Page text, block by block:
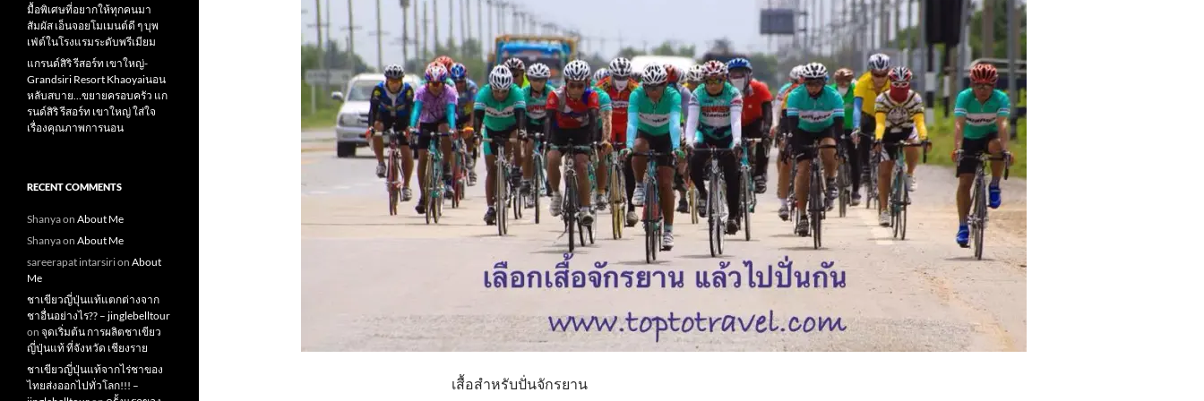
เสื้อสำหรับปั่นจักรยาน
มื้อพิเศษที่อยากให้ทุกคนมา
สัมผัส เอ็นจอยโมเมนต์ดี ๆ บุพ
เฟ่ต์ในโรงแรมระดับพรีเมียม
แกรนด์สิริ​ รีสอร์ท​ เขาใหญ่​-
Grandsiri​ Resort​ Khaoyaiนอน
หลับสบาย…ขยายครอบครัว แก
รนด์สิริ รีสอร์ท เขาใหญ่ ใส่ใจ
เรื่องคุณภาพการนอน
RECENT COMMENTS
Shanyaon About Me
Shanyaon About Me
sareerapat intarsirion About
Me
ชาเขียวญี่ปุ่นแท้แตกต่างจาก
ชาอื่นอย่างไร?? – jinglebelltour
on จุดเริ่มต้น การผลิตชาเขียว
ญี่ปุ่นแท้ ที่จังหวัด เชียงราย
ชาเขียวญี่ปุ่นแท้จากไร่ชาของ
ไทยส่งออกไปทั่วโลก!!! –